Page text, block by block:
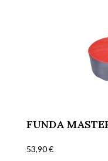
FUNDA
53,90€